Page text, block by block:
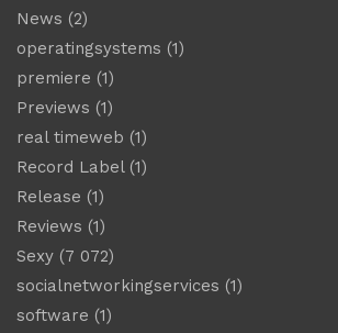
News (2)
operatingsystems (1)
premiere (1)
Previews (1)
real timeweb (1)
Record Label (1)
Release (1)
Reviews (1)
Sexy (7 072)
socialnetworkingservices (1)
software (1)